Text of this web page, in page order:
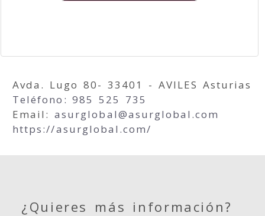
Avda. Lugo 80- 33401 - AVILES Asturias
Teléfono: 985 525 735
Email:asurglobal
asurglobal.com
https://asurglobal.com/
¿Quieres más información?